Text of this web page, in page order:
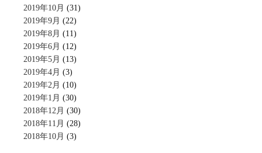
2019年10月 (31)
2019年9月 (22)
2019年8月 (11)
2019年6月 (12)
2019年5月 (13)
2019年4月 (3)
2019年2月 (10)
2019年1月 (30)
2018年12月 (30)
2018年11月 (28)
2018年10月 (3)